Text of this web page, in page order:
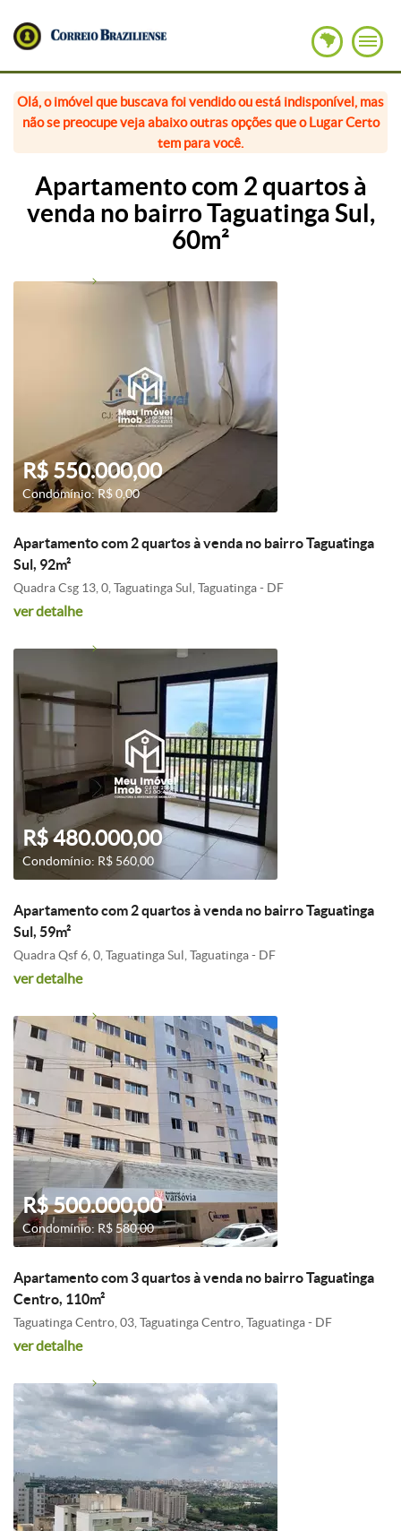
Olá, o imóvel que buscava foi vendido ou está indisponível, mas
não se preocupe veja abaixo outras opções que o Lugar Certo
tem para você.
Apartamento com 2 quartos à
venda no bairro Taguatinga Sul,
60m²
R$ 550.000,00
Condomínio: R$ 0,00
Apartamento com 2 quartos à venda no bairro Taguatinga
Sul, 92m²
Quadra Csg 13, 0, Taguatinga Sul, Taguatinga - DF
ver detalhe
R$ 480.000,00
Condomínio: R$ 560,00
Apartamento com 2 quartos à venda no bairro Taguatinga
Sul, 59m²
Quadra Qsf 6, 0, Taguatinga Sul, Taguatinga - DF
ver detalhe
R$ 500.000,00
Condomínio: R$ 580,00
Apartamento com 3 quartos à venda no bairro Taguatinga
Centro, 110m²
Taguatinga Centro, 03, Taguatinga Centro, Taguatinga - DF
ver detalhe